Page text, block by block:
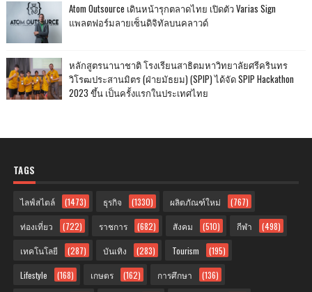
Atom Outsource เดินหน้ารุกตลาดไทย เปิดตัว Varias Sign
แพลตฟอร์มลายเซ็นดิจิทัลบนคลาวด์
หลักสูตรนานาชาติ โรงเรียนสาธิตมหาวิทยาลัยศรีครินทร
วิโรฒประสานมิตร (ฝ่ายมัธยม) (SPIP) ได้จัด SPIP Hackathon
2023 ขึ้น เป็นครั้งแรกในประเทศไทย
TAGS
ไลฟ์สไตล์ (1473) ธุรกิจ (1330) ผลิตภัณฑ์ใหม่ (767)
ท่องเที่ยว (722) ราชการ (682) สังคม (510) กีฬา (498)
เทคโนโลยี (287) บันเทิง (283) Tourism (195)
Lifestyle (168) เกษตร (162) การศึกษา (136)